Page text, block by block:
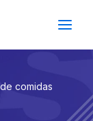
comidas